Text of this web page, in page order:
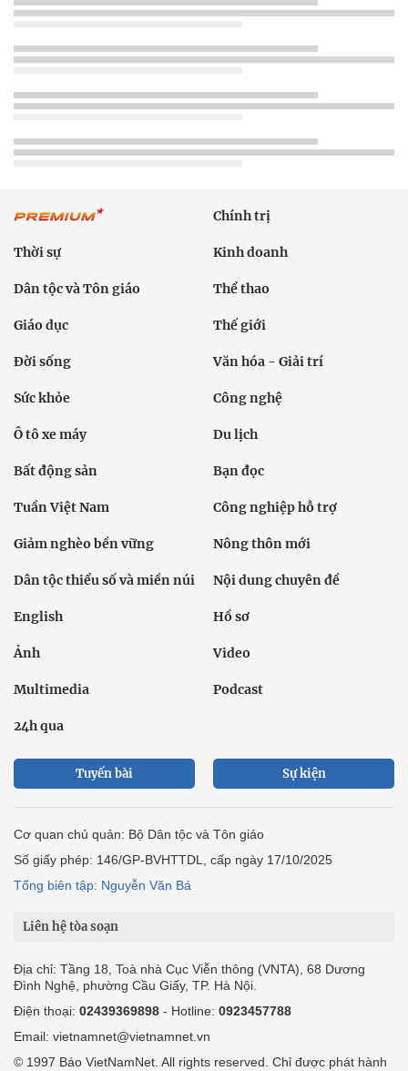
Chính trị
Thời sự Kinh doanh
Dân tộc và Tôn giáo Thể thao
Giáo dục Thế giới
Đời sống Văn hóa - Giải trí
Sức khỏe Công nghệ
Ô tô xe máy Du lịch
Bất động sản Bạn đọc
Tuần Việt Nam Công nghiệp hỗ trợ
Giảm nghèo bền vững Nông thôn mới
Dân tộc thiểu số và miền núi Nội dung chuyên đề
English Hồ sơ
Ảnh Video
Multimedia Podcast
24h qua
Tuyến bài Sự kiện
Cơ quan chủ quản: Bộ Dân tộc và Tôn giáo
Số giấy phép: 146/GP-BVHTTDL, cấp ngày 17/10/2025
Tổng biên tập: Nguyễn Văn Bá
Liên hệ tòa soạn
Địa chỉ: Tầng 18, Toà nhà Cục Viễn thông (VNTA), 68 Dương
Đình Nghệ, phường Cầu Giấy, TP. Hà Nội.
Điện thoại: 02439369898 - Hotline: 0923457788
Email: vietnamnet@vietnamnet.vn
© 1997 Báo VietNamNet. All rights reserved. Chỉ được phát hành